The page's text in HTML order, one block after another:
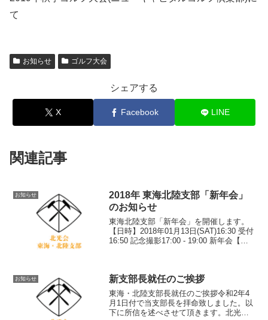
て
お知らせ ゴルフ大会
シェアする
X Facebook LINE
関連記事
お知らせ
2018年 東海北陸支部「新年会」
のお知らせ
東海北陸支部「新年会」を開催します。
【日時】2018年01月13日(SAT)16:30 受付
16:50 記念撮影17:00 - 19:00 新年会【会
お知らせ 新支部長就任のご挨拶
東海・北陸支部長就任のご挨拶令和2年4
月1日付で当支部長を拝命致しました。以
下に所信を述べさせて頂きます。北光会